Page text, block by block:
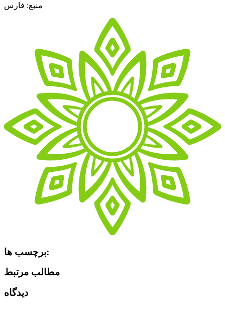
منبع: فارس
برچسب ها:
مطالب مرتبط
دیدگاه